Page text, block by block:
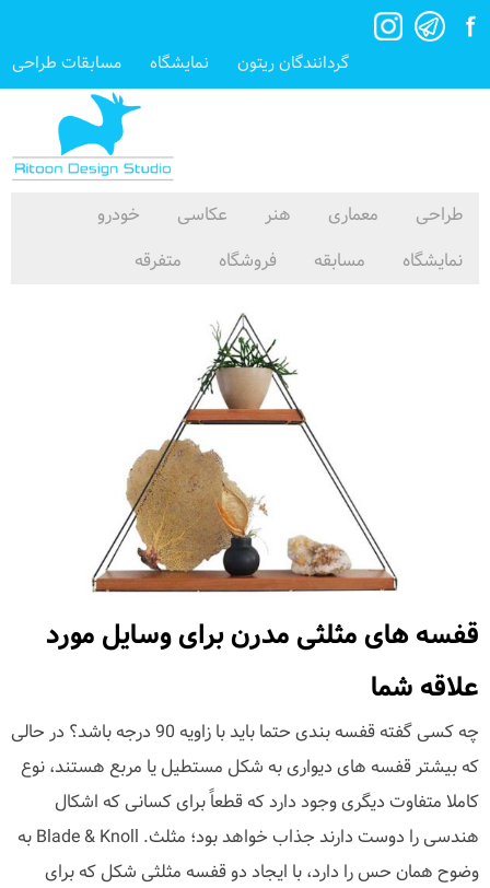
گردانندگان ریتون نمایشگاه مسابقات طراحی
طراحی معماری هنر عکاسی
خودرو
نمایشگاه
مسابقه فروشگاه متفرقه
قفسه های مثلثی مدرن برای وسایل مورد
علاقه شما
چه کسی گفته قفسه بندی حتما باید با زاویه 90 درجه باشد؟ در حالی
که بیشتر قفسه های دیواری به شکل مستطیل یا مربع هستند، نوع
کاملا متفاوت دیگری وجود دارد که قطعاً برای کسانی که اشکال
هندسی را دوست دارند جذاب خواهد بود؛ مثلث. Blade & Knoll به
وضوح همان حس را دارد، با ایجاد دو قفسه مثلثی شکل که برای